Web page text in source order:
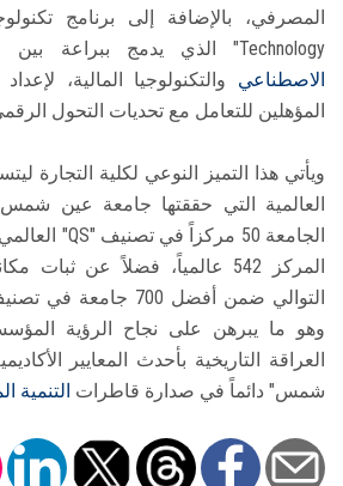
Technology" الذي يدمج ببراعة بين علوم الإدارة و
الاصطناعي والتكنولوجيا المالية،
المؤهلين للتعامل مع تحديات التحول
​ويأتي هذا التميز النوعي لكلية التجارة
العالمية التي حققتها جامعة عين
المركز 542 عالمياً، فضلاً عن
التوالي ضمن أفضل 700
وهو ما يبرهن على نجاح الرؤية
العراقة التاريخية بأحدث المعايير
شمس" دائماً في صدارة قاطرات التنمية